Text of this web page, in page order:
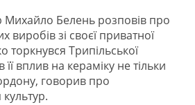
Михайло Белень розповів про
виробів зі своєї приватної
торкнувся Трипільської
вплив на кераміку не тільки
говорив про